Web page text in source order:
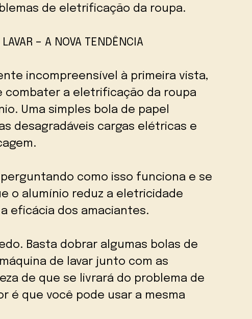
de eletrificação da roupa.
– A NOVA TENDÊNCIA
incompreensível à primeira vista,
combater a eletrificação da roupa
Uma simples bola de papel
desagradáveis cargas elétricas e
como isso funciona e se
o alumínio reduz a eletricidade
eficácia dos amaciantes.
Basta dobrar algumas bolas de
de lavar junto com as
de que se livrará do problema de
é que você pode usar a mesma